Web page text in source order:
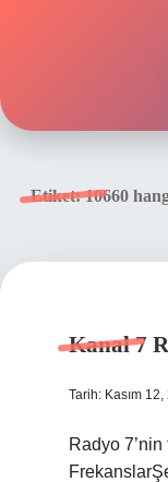
Etiket:10660
Kanal 7
Tarih: Kasım
Radyo 7’nin